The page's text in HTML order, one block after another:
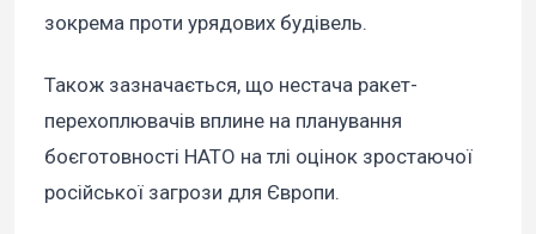
зокрема проти урядових будівель.
Також зазначається, що нестача ракет-
перехоплювачів вплине на планування
боєготовності НАТО на тлі оцінок зростаючої
російської загрози для Європи.